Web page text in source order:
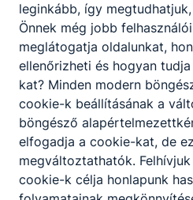
leginkább, így
Önnek még jobb
meglátogatja oldalunkat,
ellenőrizheti és hogyan
kat? Minden modern
cookie-k beállításának a
böngésző
elfogadja a cookie-kat, de
megváltoztathatók.
cookie-k célja honlapunk